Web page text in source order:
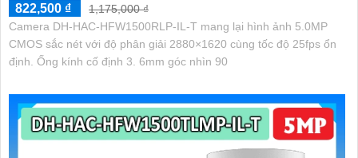
822,500 ₫
1,175,000 ₫
Camera DH-HAC-HFW1500RLP-IL-T mang lại hình ảnh 5.0MP
CMOS sắc nét với độ phân giải 2880×1620 cùng tốc độ 25fps ổn
định. Ống kính cố định 3. 6mm góc nhìn 90